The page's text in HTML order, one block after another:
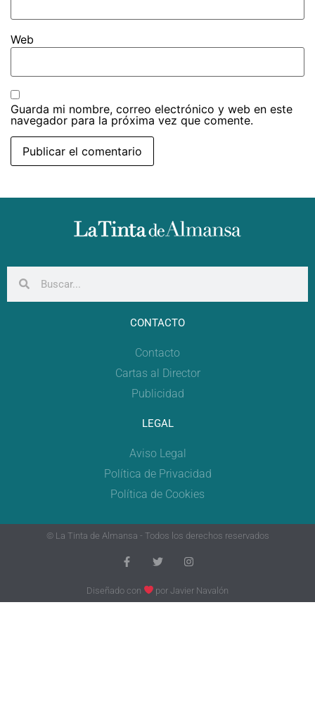
Web
Guarda mi nombre, correo electrónico y web en este
navegador para la próxima vez que comente.
CONTACTO
Contacto
Cartas al Director
Publicidad
LEGAL
Aviso Legal
Política de Privacidad
Política de Cookies
© La Tinta de Almansa - Todos los derechos reservados
Diseñado con porJavier Navalón